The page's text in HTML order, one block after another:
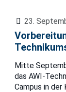
23.
Mitte
das AWI-
Campus in der